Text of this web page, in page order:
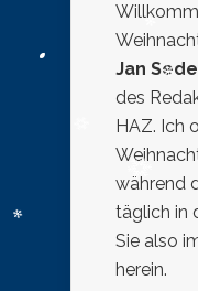
Jan
des
HAZ. Ich
während
täglich in
Sie also
herein.